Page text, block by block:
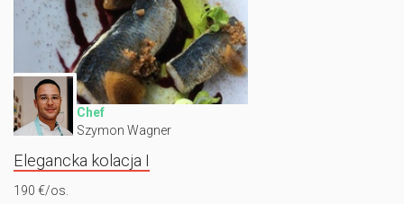
Chef
Szymon Wagner
Elegancka kolacja I
190 €/os.